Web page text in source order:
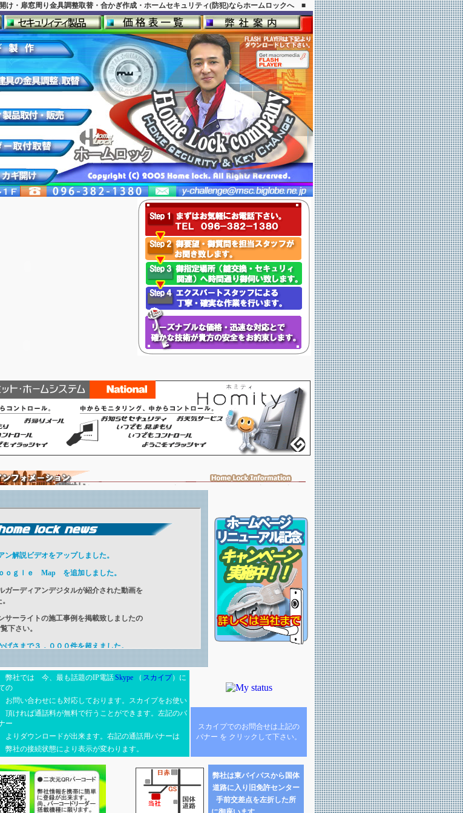
・扉窓周り金具調整取替・合かぎ作成・ホームセキュリティ(防犯)ならホームロックへ ■
弊社では 今、最も話題のIP電話Skype （ スカイプ）に
の
お問い合わせにも対応しております。スカイプをお使い
頂ければ通話料が無料で行うことができます。左記のバ
ー
よりダウンロードが出来ます。右記の通話用バナーは
弊社の接続状態により表示が変わります。
スカイプでのお問合せは上記の
バナー を クリックして下さい。
弊社は東バイパスから国体
道路に入り旧免許センター
手前交差点を左折した所